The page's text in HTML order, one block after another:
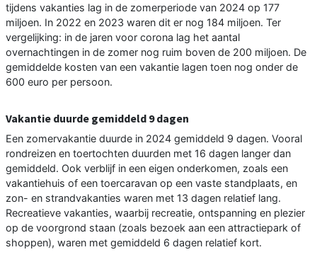
tijdens vakanties lag in de zomerperiode van 2024 op 177
miljoen. In 2022 en 2023 waren dit er nog 184 miljoen. Ter
vergelijking: in de jaren voor corona lag het aantal
overnachtingen in de zomer nog ruim boven de 200 miljoen. De
gemiddelde kosten van een vakantie lagen toen nog onder de
600 euro per persoon.
Vakantie duurde gemiddeld 9 dagen
Een zomervakantie duurde in 2024 gemiddeld 9 dagen. Vooral
rondreizen en toertochten duurden met 16 dagen langer dan
gemiddeld. Ook verblijf in een eigen onderkomen, zoals een
vakantiehuis of een toercaravan op een vaste standplaats, en
zon- en strandvakanties waren met 13 dagen relatief lang.
Recreatieve vakanties, waarbij recreatie, ontspanning en plezier
op de voorgrond staan (zoals bezoek aan een attractiepark of
shoppen), waren met gemiddeld 6 dagen relatief kort.